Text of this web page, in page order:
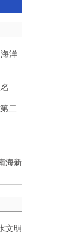
洋
二
海新
文明